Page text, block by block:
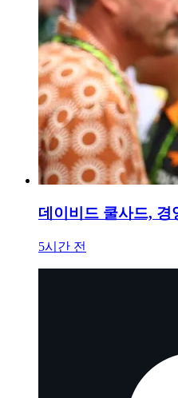
데이비드 쿨사드,
5시간 전